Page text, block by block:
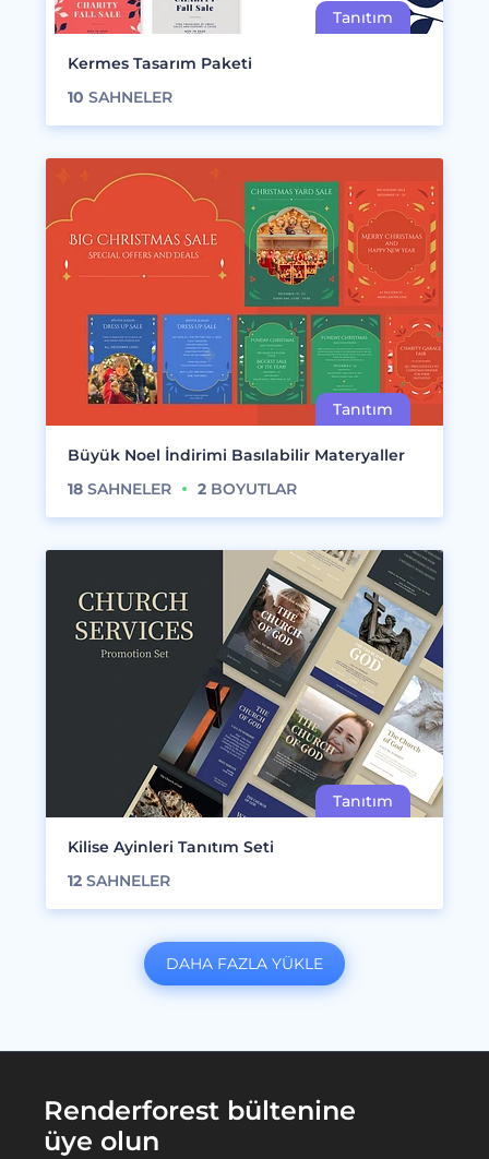
Kermes Tasarım Paketi
10 SAHNELER
Büyük Noel İndirimi Basılabilir Materyaller
18 SAHNELER 2 BOYUTLAR
Kilise Ayinleri Tanıtım Seti
12 SAHNELER
DAHA FAZLA YÜKLE
Renderforest bültenine
üye olun